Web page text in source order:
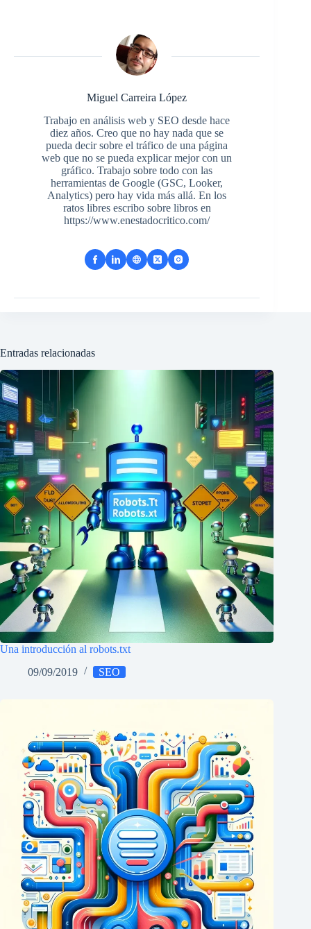
Miguel Carreira López
Trabajo en análisis web y SEO desde hace
diez años. Creo que no hay nada que se
pueda decir sobre el tráfico de una página
web que no se pueda explicar mejor con un
gráfico. Trabajo sobre todo con las
herramientas de Google (GSC, Looker,
Analytics) pero hay vida más allá. En los
ratos libres escribo sobre libros en
https://www.enestadocritico.com/
Entradas relacionadas
Una introducción al robots.txt
09/09/2019
SEO